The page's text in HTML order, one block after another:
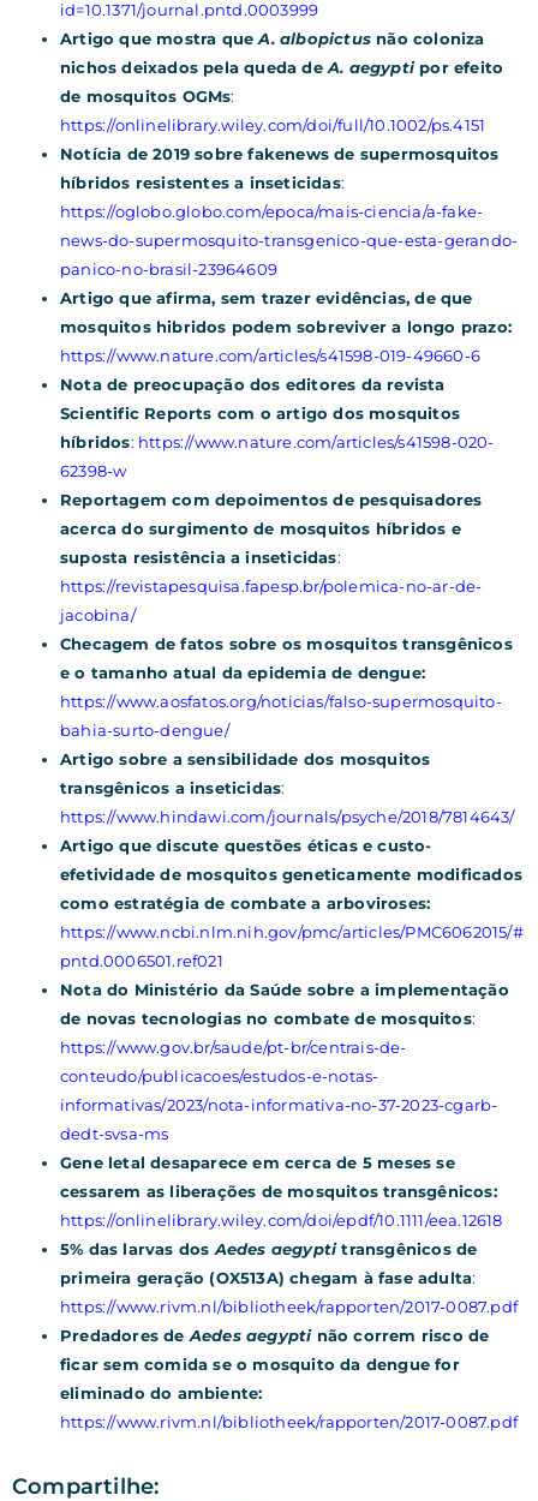
id=10.1371/journal.pntd.0003999
Artigo que mostra queA. albopictus não coloniza
nichos deixados pela queda de A. aegyptipor efeito
de mosquitos OGMs:
https://onlinelibrary.wiley.com/doi/full/10.1002/ps.4151
Notícia de 2019 sobre fakenews de supermosquitos
híbridos resistentes a inseticidas:
https://oglobo.globo.com/epoca/mais-ciencia/a-fake-
news-do-supermosquito-transgenico-que-esta-gerando-
panico-no-brasil-23964609
Artigo que afirma, sem trazer evidências, de que
mosquitos hibridos podem sobreviver a longo prazo:
https://www.nature.com/articles/s41598-019-49660-6
Nota de preocupação dos editores da revista
Scientific Reports com o artigo dos mosquitos
híbridos: https://www.nature.com/articles/s41598-020-
62398-w
Reportagem com depoimentos de pesquisadores
acerca do surgimento de mosquitos híbridos e
suposta resistência a inseticidas:
https://revistapesquisa.fapesp.br/polemica-no-ar-de-
jacobina/
Checagem de fatos sobre os mosquitos transgênicos
e o tamanho atual da epidemia de dengue:
https://www.aosfatos.org/noticias/falso-supermosquito-
bahia-surto-dengue/
Artigo sobre a sensibilidade dos mosquitos
transgênicos a inseticidas:
https://www.hindawi.com/journals/psyche/2018/7814643/
Artigo que discute questões éticas e custo-
efetividade de mosquitos geneticamente modificados
como estratégia de combate a arboviroses:
https://www.ncbi.nlm.nih.gov/pmc/articles/PMC6062015/#
pntd.0006501.ref021
Nota do Ministério da Saúde sobre a implementação
de novas tecnologias no combate de mosquitos:
https://www.gov.br/saude/pt-br/centrais-de-
conteudo/publicacoes/estudos-e-notas-
informativas/2023/nota-informativa-no-37-2023-cgarb-
dedt-svsa-ms
Gene letal desaparece em cerca de 5 meses se
cessarem as liberações de mosquitos transgênicos:
https://onlinelibrary.wiley.com/doi/epdf/10.1111/eea.12618
5% das larvas dos Aedes aegyptitransgênicos de
primeira geração (OX513A) chegam à fase adulta:
https://www.rivm.nl/bibliotheek/rapporten/2017-0087.pdf
Predadores de Aedes aegyptinão correm risco de
ficar sem comida se o mosquito da dengue for
eliminado do ambiente:
https://www.rivm.nl/bibliotheek/rapporten/2017-0087.pdf
Compartilhe: